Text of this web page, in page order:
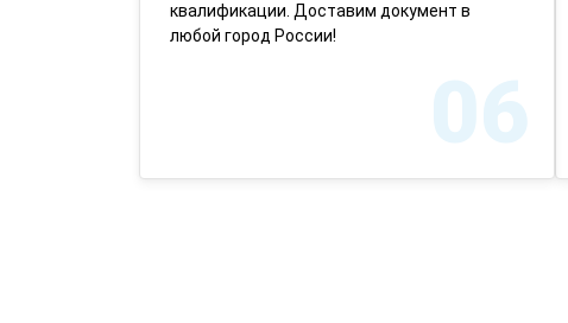
квалификации. Доставим документ в
любой город России!
06